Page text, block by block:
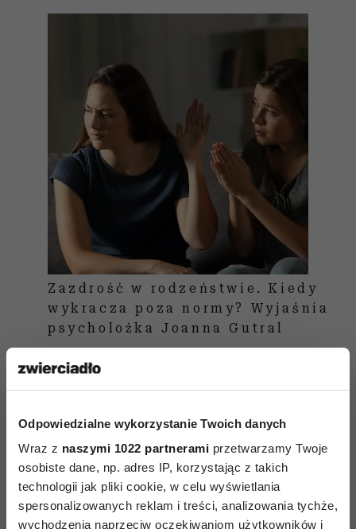
Odpowiedzialne wykorzystanie Twoich danych
Wraz z naszymi 1022 partnerami przetwarzamy Twoje
osobiste dane, np. adres IP, korzystając z takich
technologii jak pliki cookie, w celu wyświetlania
spersonalizowanych reklam i treści, analizowania tychże,
wychodzenia naprzeciw oczekiwaniom użytkowników i
Zazdrość w rodzeństwie. Kiedy
wykracza poza normy? Wyjaśnia
psycholożka Joanna Gutral
konsekwencje rozwojowe, szczególnie dla tych
mniej faworyzowanych przez rodziców” –
czytamy w „Psychological Bulletin”.
Dzieci traktowane mniej korzystnie częściej